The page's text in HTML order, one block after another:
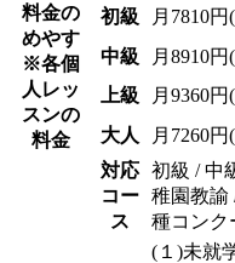
料金の
めやす
※各個
人レッ
スンの
料金
初級
月7810
中級
月8910
上級
月9360
大人
月7260
対応
コー
ス
初級 / 中
稚園教諭
種コンク
(１)未就